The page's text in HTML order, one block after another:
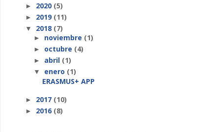
► 2020 (5)
► 2019 (11)
▼ 2018 (7)
► noviembre (1)
► octubre (4)
► abril (1)
▼ enero (1)
ERASMUS+ APP
► 2017 (10)
► 2016 (8)